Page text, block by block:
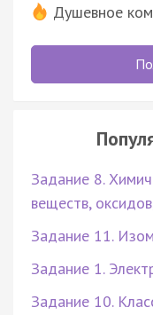
Душевное
Задание 8.
веществ,
Задание 11.
Задание 1.
Задание 10.